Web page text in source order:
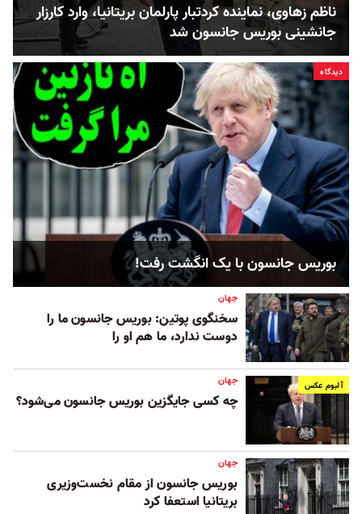
ناظم زهاوی، نماینده کردتبار پارلمان بریتانیا، وارد کارزار
جانشینی بوریس جانسون شد
دیدگاه
بوریس جانسون با یک انگشت رفت!
جهان
سخنگوی پوتین: بوریس جانسون ما را
دوست ندارد، ما هم او را
آلبوم عکس جهان
چه کسی جایگزین بوریس جانسون می‌شود؟
جهان
بوریس جانسون از مقام نخست‌وزیری
بریتانیا استعفا کرد